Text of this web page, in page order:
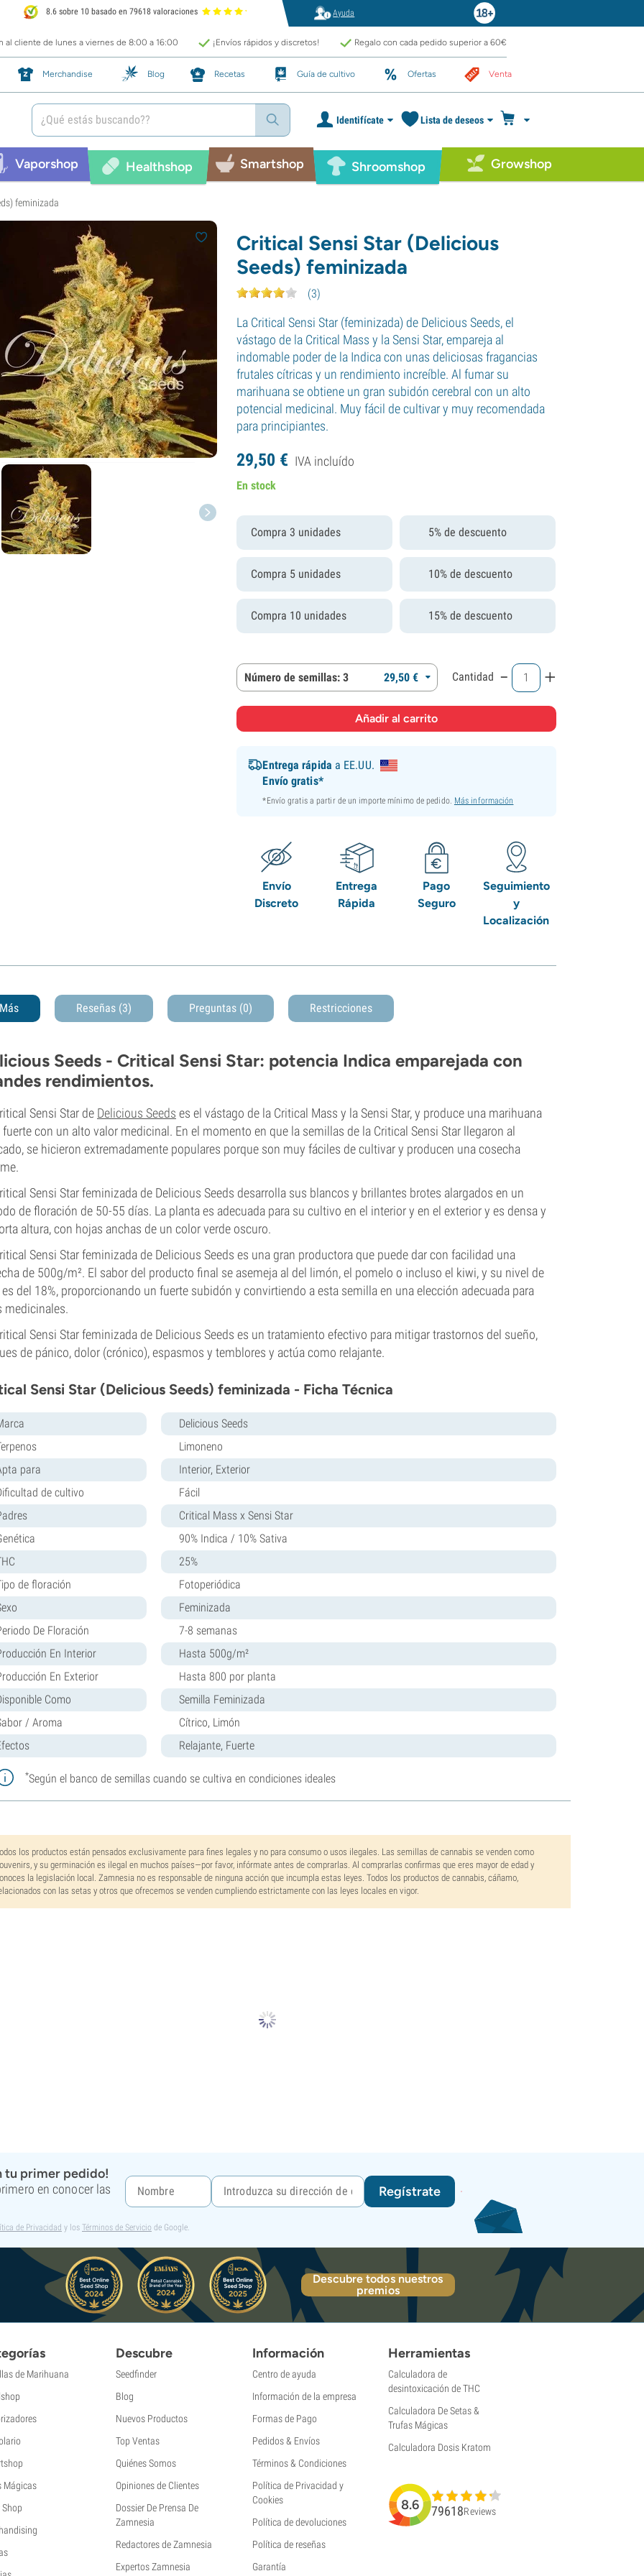
8.6 sobre 10 basado en 79618 valoraciones Ayuda
al cliente de lunes a viernes de 8:00 a 16:00 ¡Envíos rápidos y discretos! Regalo con cada pedido superior a 60€
Merchandise Blog Recetas Guía de cultivo Ofertas Venta
Identifícate Lista de deseos
Vaporshop Healthshop Smartshop Shroomshop Growshop
feminizada
Critical Sensi Star (Delicious
Seeds) feminizada
(3)
La Critical Sensi Star (feminizada) de Delicious Seeds, el
vástago de la Critical Mass y la Sensi Star, empareja al
indomable poder de la Indica con unas deliciosas fragancias
frutales cítricas y un rendimiento increíble. Al fumar su
marihuana se obtiene un gran subidón cerebral con un alto
potencial medicinal. Muy fácil de cultivar y muy recomendada
para principiantes.
29,50 € IVA incluído
En stock
Compra 3 unidades 5% de descuento
Compra 5 unidades 10% de descuento
Compra 10 unidades 15% de descuento
Número de semillas: 3 29,50 € Cantidad - +
Entrega rápida a EE.UU.
Envío gratis*
*Envío gratis a partir de un importe mínimo de pedido. Más información
Envío
Discreto
Entrega
Rápida
Pago
Seguro
Seguimiento
y
Localización
Más Reseñas (3) Preguntas (0) Restricciones
Seeds - Critical Sensi Star: potencia Indica emparejada con
rendimientos.
Sensi Star de Delicious Seeds es el vástago de la Critical Mass y la Sensi Star, y produce una marihuana
con un alto valor medicinal. En el momento en que la semillas de la Critical Sensi Star llegaron al
se hicieron extremadamente populares porque son muy fáciles de cultivar y producen una cosecha
Sensi Star feminizada de Delicious Seeds desarrolla sus blancos y brillantes brotes alargados en un
de floración de 50-55 días. La planta es adecuada para su cultivo en el interior y en el exterior y es densa y
altura, con hojas anchas de un color verde oscuro.
Sensi Star feminizada de Delicious Seeds es una gran productora que puede dar con facilidad una
de 500g/m². El sabor del producto final se asemeja al del limón, el pomelo o incluso el kiwi, y su nivel de
es del 18%, proporcionando un fuerte subidón y convirtiendo a esta semilla en una elección adecuada para
medicinales.
Sensi Star feminizada de Delicious Seeds es un tratamiento efectivo para mitigar trastornos del sueño,
de pánico, dolor (crónico), espasmos y temblores y actúa como relajante.
Sensi Star (Delicious Seeds) feminizada - Ficha Técnica
Delicious Seeds
Limoneno
para
Interior, Exterior
de cultivo
Fácil
Critical Mass x Sensi Star
90% Indica / 10% Sativa
25%
de floración
Fotoperiódica
Feminizada
De Floración
7-8 semanas
En Interior
Hasta 500g/m²
En Exterior
Hasta 800 por planta
Como
Semilla Feminizada
/ Aroma
Cítrico, Limón
Relajante, Fuerte
*Según el banco de semillas cuando se cultiva en condiciones ideales
los productos están pensados exclusivamente para fines legales y no para consumo o usos ilegales. Las semillas de cannabis se venden como
y su germinación es ilegal en muchos países—por favor, infórmate antes de comprarlas. Al comprarlas confirmas que eres mayor de edad y
la legislación local. Zamnesia no es responsable de ninguna acción que incumpla estas leyes. Todos los productos de cannabis, cáñamo,
con las setas y otros que ofrecemos se venden cumpliendo estrictamente con las leyes locales en vigor.
tu primer pedido!
en conocer las
Regístrate
de Privacidad y los Términos de Servicio de Google.
Descubre todos nuestros
premios
de Marihuana
Mágicas
Shop
Descubre
Seedfinder
Blog
Nuevos Productos
Top Ventas
Quiénes Somos
Opiniones de Clientes
Dossier De Prensa De
Zamnesia
Redactores de Zamnesia
Expertos Zamnesia
Información
Centro de ayuda
Información de la empresa
Formas de Pago
Pedidos & Envíos
Términos & Condiciones
Política de Privacidad y
Cookies
Política de devoluciones
Política de reseñas
Garantía
Herramientas
Calculadora de
desintoxicación de THC
Calculadora De Setas &
Trufas Mágicas
Calculadora Dosis Kratom
8.6 79618Reviews